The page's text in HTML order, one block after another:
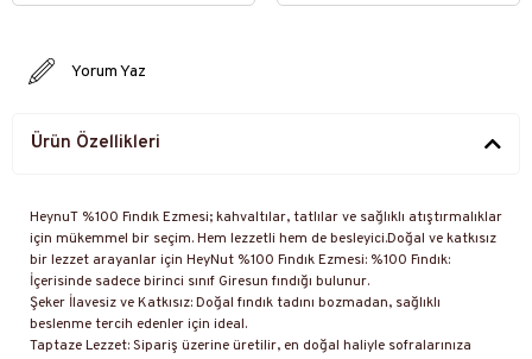
Yorum Yaz
Ürün Özellikleri
HeynuT %100 Fındık Ezmesi; kahvaltılar, tatlılar ve sağlıklı atıştırmalıklar
için mükemmel bir seçim. Hem lezzetli hem de besleyici.Doğal ve katkısız
bir lezzet arayanlar için HeyNut %100 Fındık Ezmesi: %100 Fındık:
İçerisinde sadece birinci sınıf Giresun fındığı bulunur.
Şeker İlavesiz ve Katkısız: Doğal fındık tadını bozmadan, sağlıklı
beslenme tercih edenler için ideal.
Taptaze Lezzet: Sipariş üzerine üretilir, en doğal haliyle sofralarınıza